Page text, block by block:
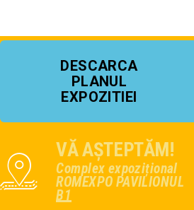
DESCARCA
PLANUL
EXPOZITIEI
VĂ AȘTEPTĂM!
Complex expozițional
ROMEXPO PAVILIONUL
B1